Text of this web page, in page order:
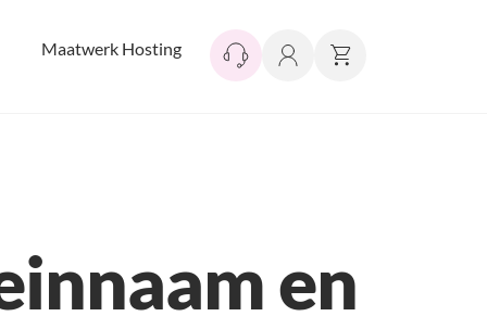
Maatwerk Hosting
en